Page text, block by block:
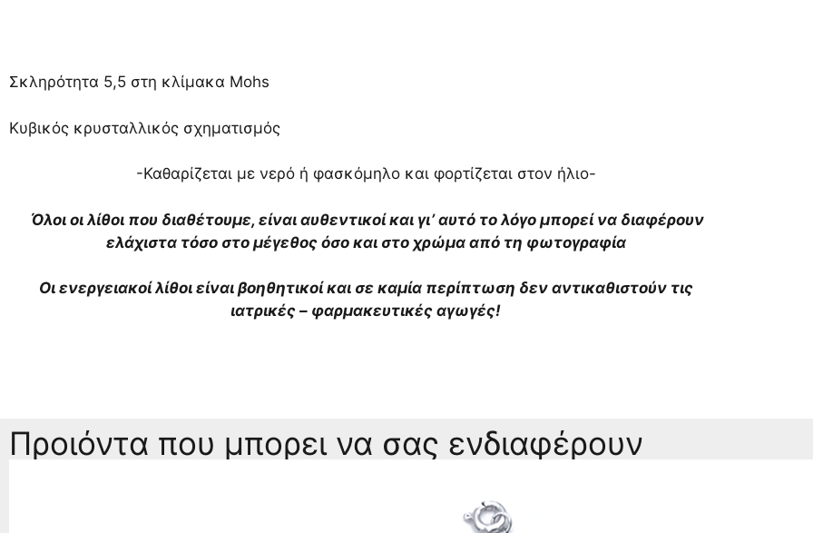
Σκληρότητα 5,5 στη κλίμακα Mohs
Κυβικός κρυσταλλικός σχηματισμός
-Καθαρίζεται με νερό ή φασκόμηλο και φορτίζεται στον ήλιο-
Όλοι οι λίθοι που διαθέτουμε, είναι αυθεντικοί και γι’ αυτό το λόγο μπορεί να διαφέρουν
ελάχιστα τόσο στο μέγεθος όσο και στο χρώμα από τη φωτογραφία
Οι ενεργειακοί λίθοι είναι βοηθητικοί και σε καμία περίπτωση δεν αντικαθιστούν τις
ιατρικές – φαρμακευτικές αγωγές!
Προιόντα που μπορει να σας ενδιαφέρουν